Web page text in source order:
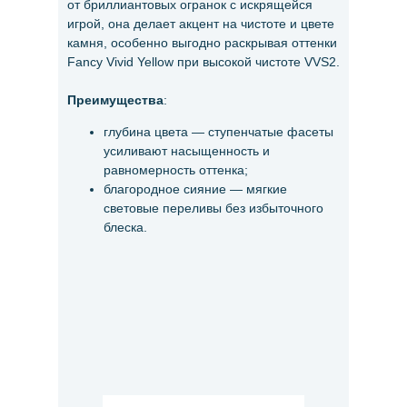
от бриллиантовых огранок с искрящейся
игрой, она делает акцент на чистоте и цвете
камня, особенно выгодно раскрывая оттенки
Fancy Vivid Yellow при высокой чистоте VVS2.
Преимущества:
глубина цвета — ступенчатые фасеты
усиливают насыщенность и
равномерность оттенка;
благородное сияние — мягкие
световые переливы без избыточного
блеска.